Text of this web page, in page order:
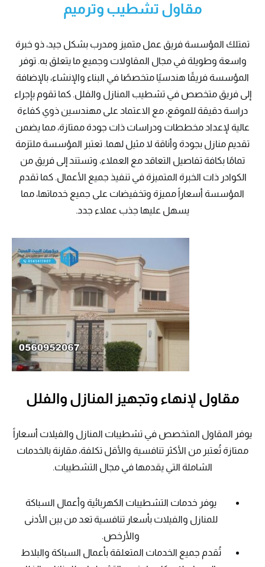
مقاول تشطيب وترميم
تمتلك المؤسسة فريق عمل متميز ومدرب بشكل جيد، ذو خبرة
واسعة وطويلة في مجال المقاولات وجميع ما يتعلق به. توفر
المؤسسة فريقًا هندسيًا متخصصًا في البناء والإنشاء، بالإضافة
إلى فريق متخصص في تشطيب المنازل والفلل. كما تقوم بإجراء
دراسة دقيقة للموقع، مع الاعتماد على مهندسين ذوي كفاءة
عالية لإعداد مخططات ودراسات ذات جودة ممتازة، مما يضمن
تقديم منازل بجودة وأناقة لا مثيل لهما. تعتبر المؤسسة ملتزمة
تمامًا بكافة تفاصيل التعاقد مع العملاء، وتستند إلى فريق من
الكوادر ذات الخبرة المتميزة في تنفيذ جميع الأعمال. كما تقدم
المؤسسة أسعاراً مميزة وتخفيضات على جميع خدماتها، مما
يسهل عليها جذب عملاء جدد.
مقاول لإنهاء وتجهيز المنازل والفلل
يوفر المقاول المتخصص في تشطيبات المنازل والفيلات أسعاراً
ممتازة تُعتبر من الأكثر تنافسية والأقل تكلفة، مقارنة بالخدمات
الشاملة التي يقدمها في مجال التشطيبات.
يوفر خدمات التشطيبات الكهربائية وأعمال السباكة
للمنازل والفيلات بأسعار تنافسية تعد من بين الأدنى
والأرخص.
تُقدم جميع الخدمات المتعلقة بأعمال السباكة والبلاط